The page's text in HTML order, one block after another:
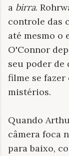
a birra.
controle das
até mesmo o
O'Connor
seu poder
filme se fazer
mistérios.
Quando
câmera foca
para baixo,